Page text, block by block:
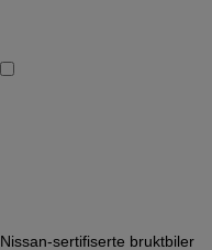
Nissan-sertifiserte bruktbiler